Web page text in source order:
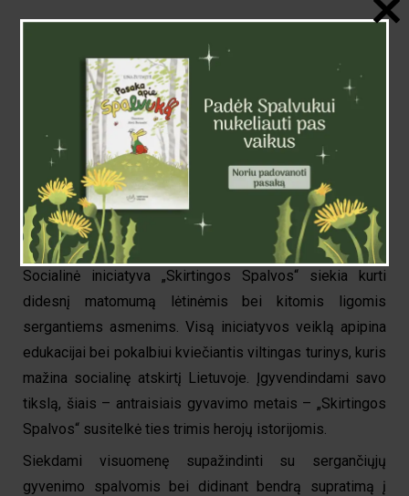
iniciatyvos „Skirtingos Spalvos“ komanda džiaugiasi
šių metų rezultatais: suorganizuotos dvejos
konferencijos Kauno Žalgirio arenoje, įgyvendinti
pokalbiai su visuomenei žinomais asmenimis, kurių
istorijas lydėjo sergantiesiems skirti projektai.
Pasak iniciatyvos įkūrėjo Daliaus Stankevičiaus,
didžiausia šių metų dovana iniciatyvai – naujai išleista
internetinė svetainė www.skirtingosspalvos.lt.
Socialinė iniciatyva „Skirtingos Spalvos“ siekia kurti
didesnį matomumą lėtinėmis bei kitomis ligomis
sergantiems asmenims. Visą iniciatyvos veiklą apipina
edukacijai bei pokalbiui kviečiantis viltingas turinys, kuris
mažina socialinę atskirtį Lietuvoje. Įgyvendindami savo
tikslą, šiais – antraisiais gyvavimo metais – „Skirtingos
Spalvos“ susitelkė ties trimis herojų istorijomis.
Siekdami visuomenę supažindinti su sergančiųjų
gyvenimo spalvomis bei didinant bendrą supratimą į